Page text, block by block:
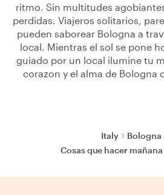
ritmo. Sin multitudes
perdidas. Viajeros solitarios,
pueden saborear Bologna a
local. Mientras el sol se pone
guiado por un local ilumine tu
corazon y el alma de Bologna
Italy
Bologna
Cosas que hacer